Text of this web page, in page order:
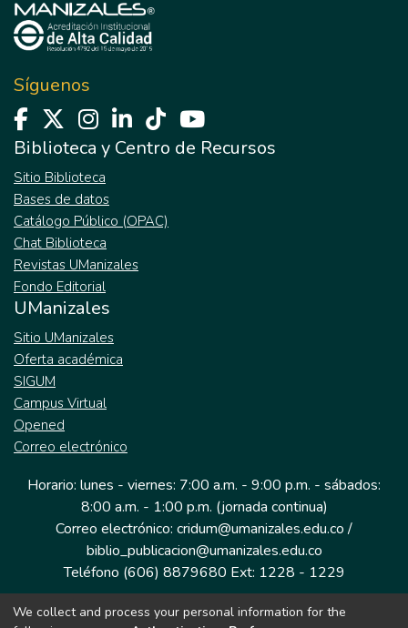
Síguenos
Biblioteca y Centro de Recursos
Sitio Biblioteca
Bases de datos
Catálogo Público (OPAC)
Chat Biblioteca
Revistas UManizales
Fondo Editorial
UManizales
Sitio UManizales
Oferta académica
SIGUM
Campus Virtual
Opened
Correo electrónico
Horario: lunes - viernes: 7:00 a.m. - 9:00 p.m. - sábados:
8:00 a.m. - 1:00 p.m. (jornada continua)
Correo electrónico: cridum@umanizales.edu.co /
biblio_publicacion@umanizales.edu.co
Teléfono (606) 8879680 Ext: 1228 - 1229
Dirección: Cra 9 a # 19-03 Edificio histórico, piso 1
We collect and process your personal information for the